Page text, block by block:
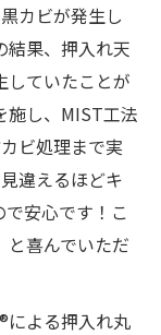
カビが発生し
結果、押入れ天
していたことが
施し、MIST工法
ビ処理まで実
違えるほどキ
安心です！こ
と喜んでいただ
による押入れ丸